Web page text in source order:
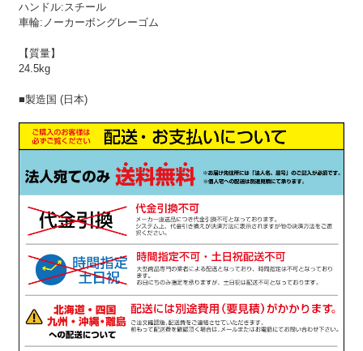
ハンドル:スチール
車輪:ノーカーボングレーゴム
【質量】
24.5kg
■製造国 (日本)